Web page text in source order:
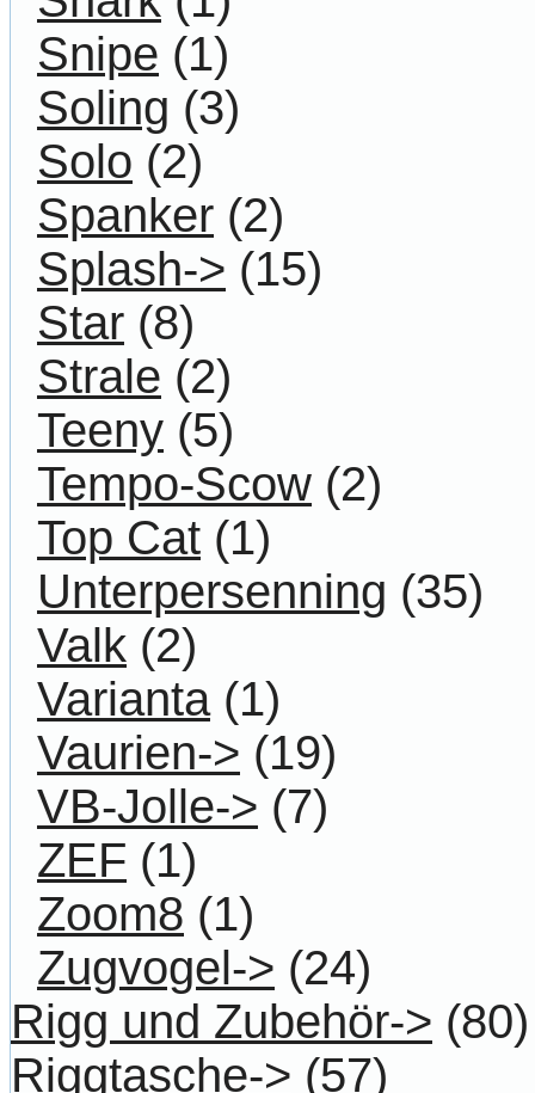
Snipe (1)
Soling (3)
Solo (2)
Spanker (2)
Splash-> (15)
Star (8)
Strale (2)
Teeny (5)
Tempo-Scow (2)
Top Cat (1)
Unterpersenning (35)
Valk (2)
Varianta(1)
Vaurien-> (19)
VB-Jolle-> (7)
ZEF (1)
Zoom8 (1)
Zugvogel-> (24)
Rigg und Zubehör-> (80)
Riggtasche-> (57)